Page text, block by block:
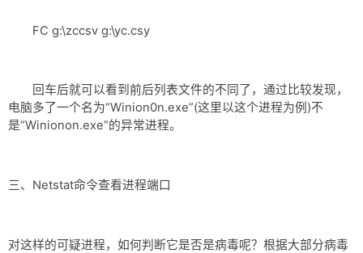
FC g:\zccsv g:\yc.csy
回车后就可以看到前后列表文件的不同了，通过比较发现，
电脑多了一个名为“Winion0n.exe”(这里以这个进程为例)不
是“Winionon.exe”的异常进程。
三、Netstat命令查看进程端口
对这样的可疑进程，如何判断它是否是病毒呢？根据大部分病毒